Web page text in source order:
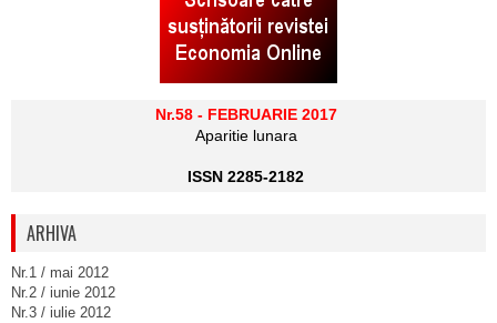
Nr.58 - FEBRUARIE 2017
Aparitie lunara
ISSN 2285-2182
ARHIVA
Nr.1 / mai 2012
Nr.2 / iunie 2012
Nr.3 / iulie 2012